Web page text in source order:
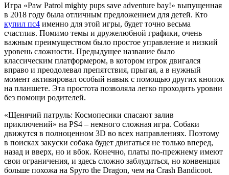
Игра «Paw Patrol mighty pups save adventure bay!» выпущенная
в 2018 году была отличным предложением для детей. Кто
купил пс4 именно для этой игры, будет точно весьма
счастлив. Помимо темы и дружелюбной графики, очень
важным преимуществом было простое управление и низкий
уровень сложности. Предыдущее название было
классическим платформером, в котором игрок двигался
вправо и преодолевал препятствия, прыгая, а в нужный
момент активировал особый навык с помощью других кнопок
на планшете. Эта простота позволяла легко проходить уровни
без помощи родителей.
«Щенячий патруль: Космопесики спасают залив
приключений» на PS4 – немного сложная игра. Собаки
движутся в полноценном 3D во всех направлениях. Поэтому
в поисках закуски собака будет двигаться не только вперед,
назад и вверх, но и вбок. Конечно, платы по-прежнему имеют
свои ограничения, и здесь сложно заблудиться, но конвенция
больше похожа на Spyro the Dragon, чем на Crash Bandicoot.